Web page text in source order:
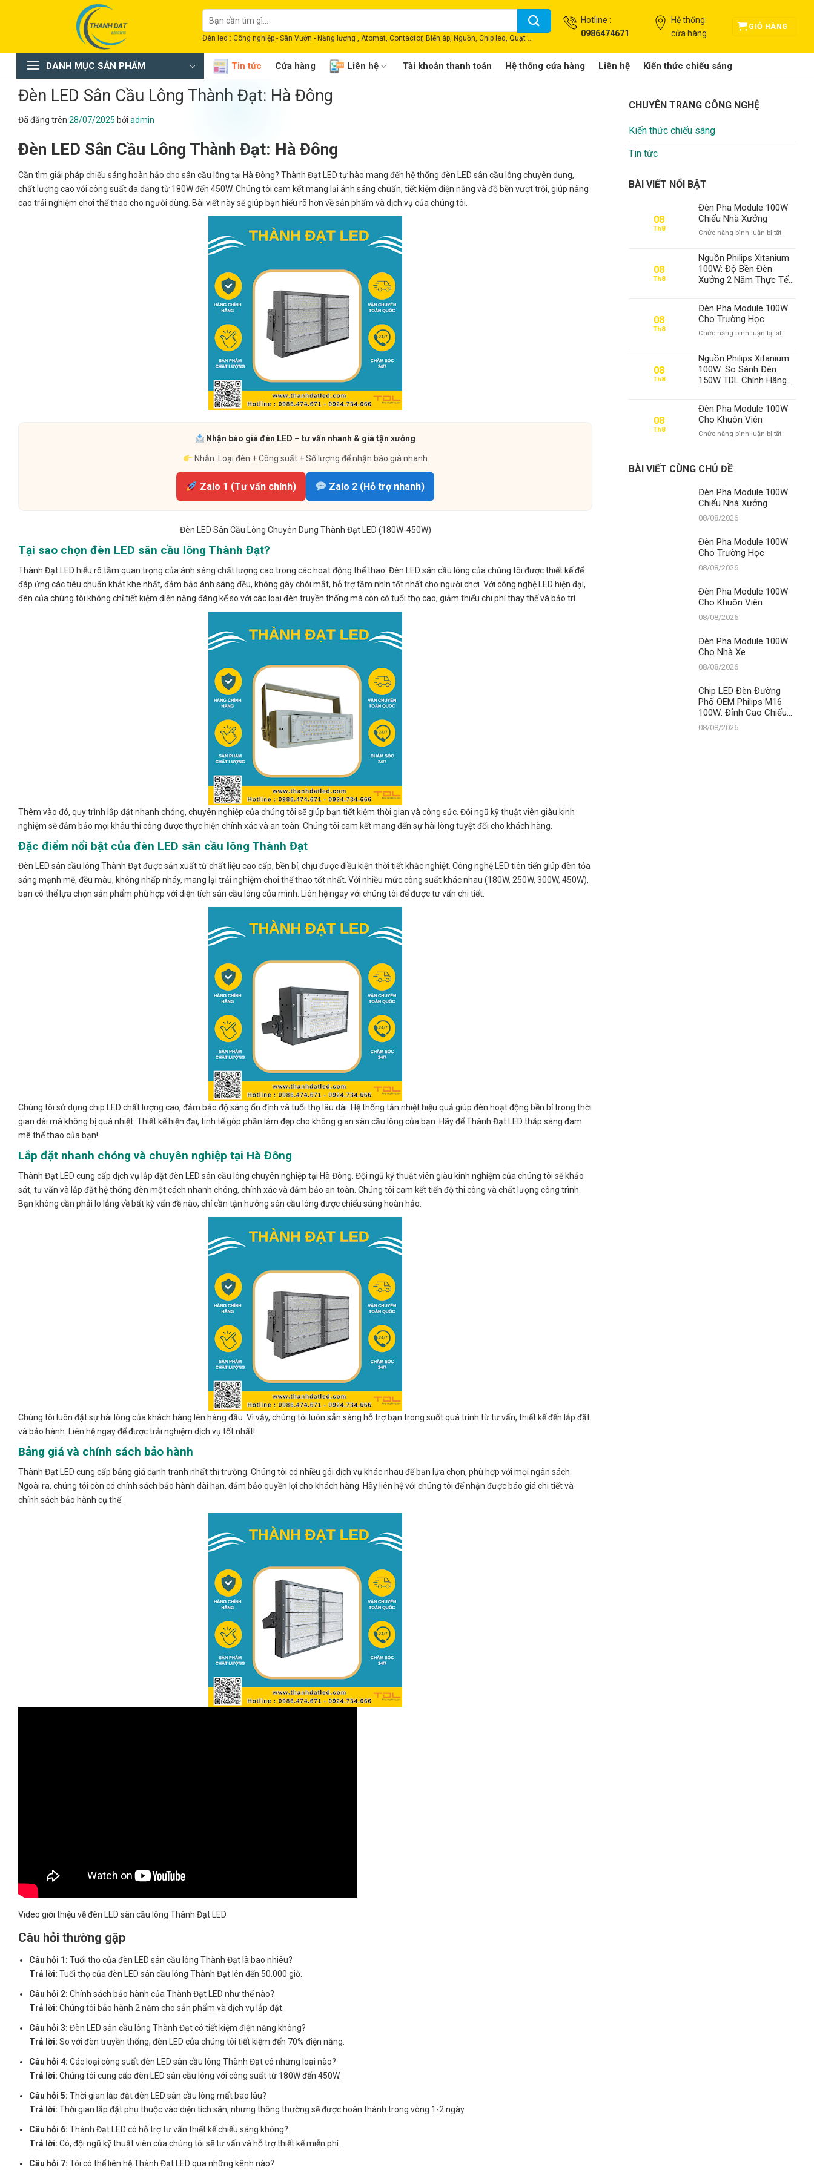
dung
Tìm
kiếm:
Đèn led : Công nghiệp - Sân Vườn - Năng lượng , Atomat, Contactor, Biến áp, Nguồn, Chip led, Quạt ...
Hotline :
0986474671
Hệ thống
cửa hàng
GIỎ HÀNG
DANH MỤC SẢN PHẨM Tin tức Cửa hàng Liên hệ Tài khoản thanh toán Hệ thống cửa hàng Liên hệ Kiến thức chiếu sáng
Đèn LED Sân Cầu Lông Thành Đạt: Hà Đông
Đã đăng trên 28/07/2025 bởi admin
Đèn LED Sân Cầu Lông Thành Đạt: Hà Đông
Cần tìm giải pháp chiếu sáng hoàn hảo cho sân cầu lông tại Hà Đông? Thành Đạt LED tự hào mang đến hệ thống đèn LED sân cầu lông chuyên dụng,
chất lượng cao với công suất đa dạng từ 180W đến 450W. Chúng tôi cam kết mang lại ánh sáng chuẩn, tiết kiệm điện năng và độ bền vượt trội, giúp nâng
cao trải nghiệm chơi thể thao cho người dùng. Bài viết này sẽ giúp bạn hiểu rõ hơn về sản phẩm và dịch vụ của chúng tôi.
Nhận báo giá đèn LED – tư vấn nhanh & giá tận xưởng
Nhắn: Loại đèn + Công suất + Số lượng để nhận báo giá nhanh
Zalo 1 (Tư vấn chính) Zalo 2 (Hỗ trợ nhanh)
Đèn LED Sân Cầu Lông Chuyên Dụng Thành Đạt LED (180W-450W)
Tại sao chọn đèn LED sân cầu lông Thành Đạt?
Thành Đạt LED hiểu rõ tầm quan trọng của ánh sáng chất lượng cao trong các hoạt động thể thao. Đèn LED sân cầu lông của chúng tôi được thiết kế để
đáp ứng các tiêu chuẩn khắt khe nhất, đảm bảo ánh sáng đều, không gây chói mắt, hỗ trợ tầm nhìn tốt nhất cho người chơi. Với công nghệ LED hiện đại,
đèn của chúng tôi không chỉ tiết kiệm điện năng đáng kể so với các loại đèn truyền thống mà còn có tuổi thọ cao, giảm thiểu chi phí thay thế và bảo trì.
Thêm vào đó, quy trình lắp đặt nhanh chóng, chuyên nghiệp của chúng tôi sẽ giúp bạn tiết kiệm thời gian và công sức. Đội ngũ kỹ thuật viên giàu kinh
nghiệm sẽ đảm bảo mọi khâu thi công được thực hiện chính xác và an toàn. Chúng tôi cam kết mang đến sự hài lòng tuyệt đối cho khách hàng.
Đặc điểm nổi bật của đèn LED sân cầu lông Thành Đạt
Đèn LED sân cầu lông Thành Đạt được sản xuất từ chất liệu cao cấp, bền bỉ, chịu được điều kiện thời tiết khắc nghiệt. Công nghệ LED tiên tiến giúp đèn tỏa
sáng mạnh mẽ, đều màu, không nhấp nháy, mang lại trải nghiệm chơi thể thao tốt nhất. Với nhiều mức công suất khác nhau (180W, 250W, 300W, 450W),
bạn có thể lựa chọn sản phẩm phù hợp với diện tích sân cầu lông của mình. Liên hệ ngay với chúng tôi để được tư vấn chi tiết.
Chúng tôi sử dụng chip LED chất lượng cao, đảm bảo độ sáng ổn định và tuổi thọ lâu dài. Hệ thống tản nhiệt hiệu quả giúp đèn hoạt động bền bỉ trong thời
gian dài mà không bị quá nhiệt. Thiết kế hiện đại, tinh tế góp phần làm đẹp cho không gian sân cầu lông của bạn. Hãy để Thành Đạt LED thắp sáng đam
mê thể thao của bạn!
Lắp đặt nhanh chóng và chuyên nghiệp tại Hà Đông
Thành Đạt LED cung cấp dịch vụ lắp đặt đèn LED sân cầu lông chuyên nghiệp tại Hà Đông. Đội ngũ kỹ thuật viên giàu kinh nghiệm của chúng tôi sẽ khảo
sát, tư vấn và lắp đặt hệ thống đèn một cách nhanh chóng, chính xác và đảm bảo an toàn. Chúng tôi cam kết tiến độ thi công và chất lượng công trình.
Bạn không cần phải lo lắng về bất kỳ vấn đề nào, chỉ cần tận hưởng sân cầu lông được chiếu sáng hoàn hảo.
Chúng tôi luôn đặt sự hài lòng của khách hàng lên hàng đầu. Vì vậy, chúng tôi luôn sẵn sàng hỗ trợ bạn trong suốt quá trình từ tư vấn, thiết kế đến lắp đặt
và bảo hành. Liên hệ ngay để được trải nghiệm dịch vụ tốt nhất!
Bảng giá và chính sách bảo hành
Thành Đạt LED cung cấp bảng giá cạnh tranh nhất thị trường. Chúng tôi có nhiều gói dịch vụ khác nhau để bạn lựa chọn, phù hợp với mọi ngân sách.
Ngoài ra, chúng tôi còn có chính sách bảo hành dài hạn, đảm bảo quyền lợi cho khách hàng. Hãy liên hệ với chúng tôi để nhận được báo giá chi tiết và
chính sách bảo hành cụ thể.
Video giới thiệu về đèn LED sân cầu lông Thành Đạt LED
Câu hỏi thường gặp
Câu hỏi 1: Tuổi thọ của đèn LED sân cầu lông Thành Đạt là bao nhiêu?
Trả lời: Tuổi thọ của đèn LED sân cầu lông Thành Đạt lên đến 50.000 giờ.
Câu hỏi 2: Chính sách bảo hành của Thành Đạt LED như thế nào?
Trả lời: Chúng tôi bảo hành 2 năm cho sản phẩm và dịch vụ lắp đặt.
Câu hỏi 3: Đèn LED sân cầu lông Thành Đạt có tiết kiệm điện năng không?
Trả lời: So với đèn truyền thống, đèn LED của chúng tôi tiết kiệm đến 70% điện năng.
Câu hỏi 4: Các loại công suất đèn LED sân cầu lông Thành Đạt có những loại nào?
Trả lời: Chúng tôi cung cấp đèn LED sân cầu lông với công suất từ 180W đến 450W.
Câu hỏi 5: Thời gian lắp đặt đèn LED sân cầu lông mất bao lâu?
Trả lời: Thời gian lắp đặt phụ thuộc vào diện tích sân, nhưng thông thường sẽ được hoàn thành trong vòng 1-2 ngày.
Câu hỏi 6: Thành Đạt LED có hỗ trợ tư vấn thiết kế chiếu sáng không?
Trả lời: Có, đội ngũ kỹ thuật viên của chúng tôi sẽ tư vấn và hỗ trợ thiết kế miễn phí.
Câu hỏi 7: Tôi có thể liên hệ Thành Đạt LED qua những kênh nào?
CHUYÊN TRANG CÔNG NGHỆ
Kiến thức chiếu sáng
Tin tức
BÀI VIẾT NỔI BẬT
08
Th8
Đèn Pha Module 100W
Chiếu Nhà Xưởng
Chức năng bình luận bị tắtở
Module
100W
Chiếu
Xưởng
08
Th8
Nguồn Philips Xitanium
100W: Độ Bền Đèn
Xưởng 2 Năm Thực Tế
08
Th8
Đèn Pha Module 100W
Cho Trường Học
Chức năng bình luận bị tắtở
Module
Cho
Học
08
Th8
Nguồn Philips Xitanium
100W: So Sánh Đèn
150W TDL Chính Hãng
08
Th8
Đèn Pha Module 100W
Cho Khuôn Viên
Chức năng bình luận bị tắtở
Khuôn
BÀI VIẾT CÙNG CHỦ ĐỀ
Đèn Pha Module 100W
Chiếu Nhà Xưởng
08/08/2026
Đèn Pha Module 100W
Cho Trường Học
08/08/2026
Đèn Pha Module 100W
Cho Khuôn Viên
08/08/2026
Đèn Pha Module 100W
Cho Nhà Xe
08/08/2026
Chip LED Đèn Đường
Phố OEM Philips M16
100W: Đỉnh Cao Chiếu
Sáng Đô Thị Từ Thành
Đạt LED – Số 1 Việt
08/08/2026